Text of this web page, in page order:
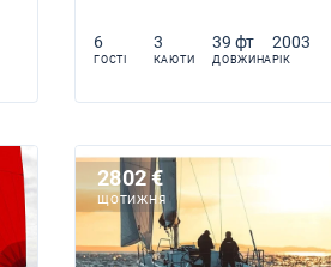
6
ГОСТІ
3
КАЮТИ
39 фт
ДОВЖИНА
2003
РІК
2802 €
ЩОТИЖНЯ